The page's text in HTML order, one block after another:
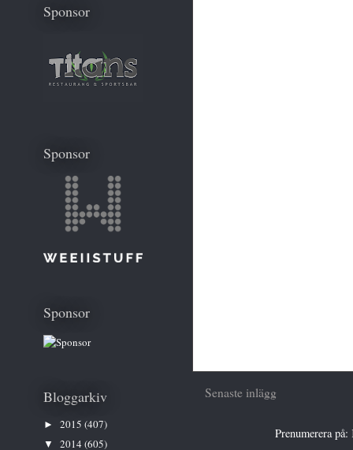
Senaste inlägg
Prenumerera på:
Sponsor
Sponsor
Sponsor
Bloggarkiv
► 2015 (407)
▼ 2014 (605)